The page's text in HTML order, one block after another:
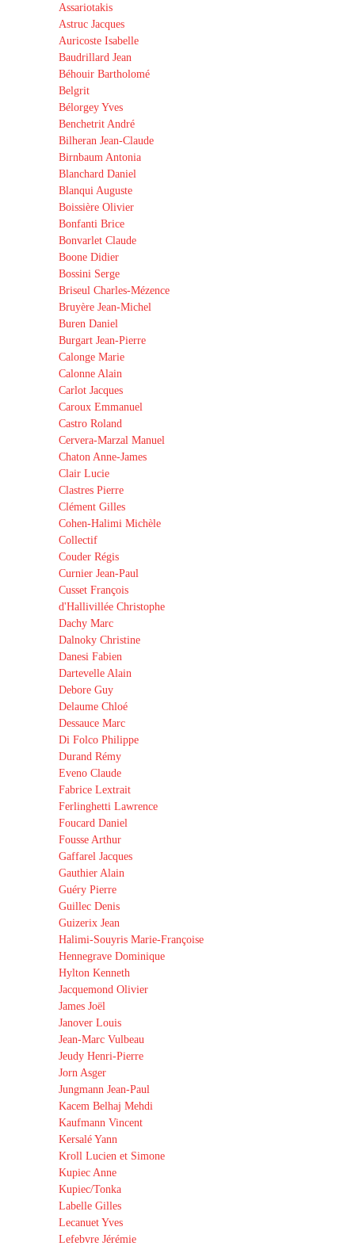
Assariotakis
Astruc Jacques
Auricoste Isabelle
Baudrillard Jean
Béhouir Bartholomé
Belgrit
Bélorgey Yves
Benchetrit André
Bilheran Jean-Claude
Birnbaum Antonia
Blanchard Daniel
Blanqui Auguste
Boissière Olivier
Bonfanti Brice
Bonvarlet Claude
Boone Didier
Bossini Serge
Briseul Charles-Mézence
Bruyère Jean-Michel
Buren Daniel
Burgart Jean-Pierre
Calonge Marie
Calonne Alain
Carlot Jacques
Caroux Emmanuel
Castro Roland
Cervera-Marzal Manuel
Chaton Anne-James
Clair Lucie
Clastres Pierre
Clément Gilles
Cohen-Halimi Michèle
Collectif
Couder Régis
Curnier Jean-Paul
Cusset François
d'Hallivillée Christophe
Dachy Marc
Dalnoky Christine
Danesi Fabien
Dartevelle Alain
Debore Guy
Delaume Chloé
Dessauce Marc
Di Folco Philippe
Durand Rémy
Eveno Claude
Fabrice Lextrait
Ferlinghetti Lawrence
Foucard Daniel
Fousse Arthur
Gaffarel Jacques
Gauthier Alain
Guéry Pierre
Guillec Denis
Guizerix Jean
Halimi-Souyris Marie-Françoise
Hennegrave Dominique
Hylton Kenneth
Jacquemond Olivier
James Joël
Janover Louis
Jean-Marc Vulbeau
Jeudy Henri-Pierre
Jorn Asger
Jungmann Jean-Paul
Kacem Belhaj Mehdi
Kaufmann Vincent
Kersalé Yann
Kroll Lucien et Simone
Kupiec Anne
Kupiec/Tonka
Labelle Gilles
Lecanuet Yves
Lefebvre Jérémie